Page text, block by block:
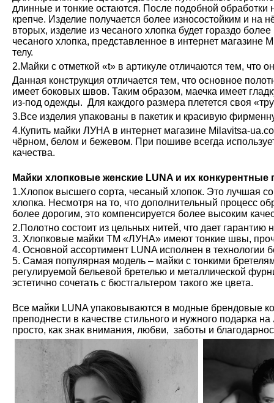
длинные и тонкие остаются. После подобной обработки
крепче. Изделие получается более износостойким и на
вторых, изделие из чесаного хлопка будет гораздо
чесаного хлопка, представленное в интернет магазине
телу.
2.Майки с отметкой «t» в артикуле отличаются тем, что
Данная конструкция отличается тем, что основное
имеет боковых швов. Таким образом, маечка имеет
из-под одежды. Для каждого размера плетется своя
3.Все изделия упакованы в пакетик и красивую
4.Купить майки ЛУНА в интернет магазине Milavitsa-
чёрном, белом и бежевом. При пошиве всегда
качества.
Майки хлопковые женские LUNA и их конкурентные
1.Хлопок высшего сорта, чесаный хлопок. Это лучшая
хлопка. Несмотря на то, что дополнительный процесс
более дорогим, это компенсируется более высоким
2.Полотно состоит из цельных нитей, что дает гарантию
3. Хлопковые майки ТМ «ЛУНА» имеют тонкие швы,
4. Основной ассортимент LUNA исполнен в технологии
5. Самая популярная модель – майки с тонкими
регулируемой бельевой бретелью и металлической
эстетично сочетать с бюстгальтером такого же цвета.
Все майки LUNA упаковываются в модные брендовые
преподнести в качестве стильного и нужного подарка
просто, как знак внимания, любви, заботы и